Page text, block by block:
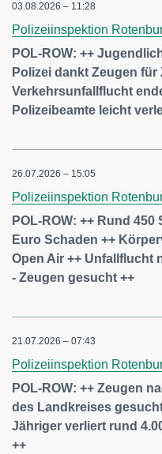
03.08.2026 – 11:28
Polizeiinspektion
POL-ROW: ++
Polizei dankt Zeugen für
Verkehrsunfallflucht
Polizeibeamte leicht
26.07.2026 – 15:05
Polizeiinspektion
POL-ROW: ++ Rund
Euro Schaden ++
Open Air ++ Unfallflucht
- Zeugen gesucht ++
21.07.2026 – 07:43
Polizeiinspektion
POL-ROW: ++ Zeugen
des Landkreises
Jähriger verliert rund
++